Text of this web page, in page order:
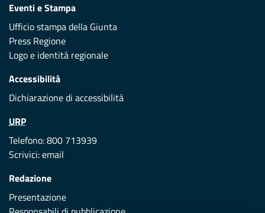
Eventi e Stampa
Ufficio stampa della Giunta
Press Regione
Logo e identità regionale
Accessibilità
Dichiarazione di accessibilità
URP
Telefono: 800 713939
Scrivici:email
Redazione
Presentazione